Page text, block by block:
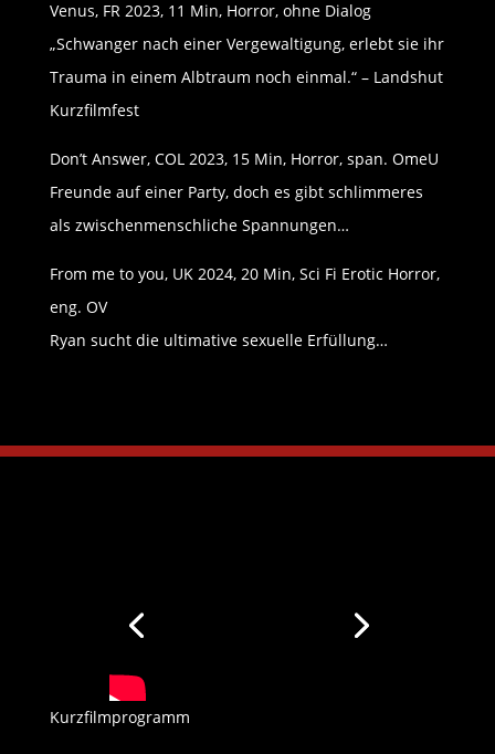
Venus, FR 2023, 11 Min, Horror, ohne Dialog
„Schwanger nach einer Vergewaltigung, erlebt sie ihr
Trauma in einem Albtraum noch einmal.“ – Landshut
Kurzfilmfest
Don’t Answer, COL 2023, 15 Min, Horror, span. OmeU
Freunde auf einer Party, doch es gibt schlimmeres
als zwischenmenschliche Spannungen…
From me to you, UK 2024, 20 Min, Sci Fi Erotic Horror,
eng. OV
Ryan sucht die ultimative sexuelle Erfüllung…
Kurzfilmprogramm